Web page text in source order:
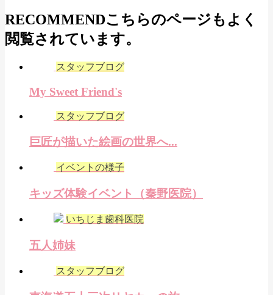
RECOMMENDこちらのページもよく
閲覧されています。
スタッフブログ
My Sweet Friend's
スタッフブログ
巨匠が描いた絵画の世界へ...
イベントの様子
キッズ体験イベント（秦野医院）
いちじま歯科医院
五人姉妹
スタッフブログ